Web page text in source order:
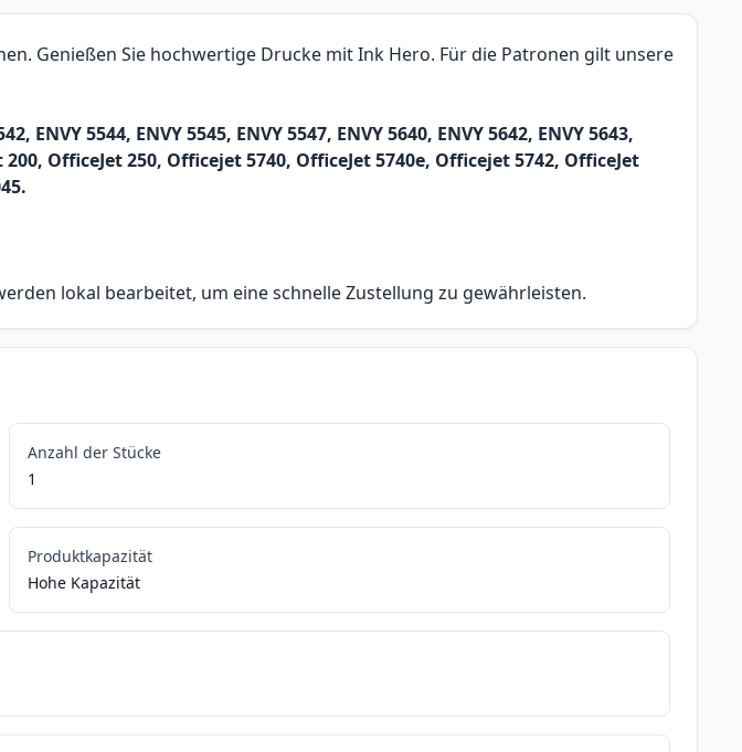
Genießen Sie hochwertige Drucke mit Ink Hero. Für die Patronen gilt unsere
5544, ENVY 5545, ENVY 5547, ENVY 5640, ENVY 5642, ENVY 5643,
200, OfficeJet 250, Officejet 5740, OfficeJet 5740e, Officejet 5742, OfficeJet
lokal bearbeitet, um eine schnelle Zustellung zu gewährleisten.
Anzahl der Stücke
1
Produktkapazität
Hohe Kapazität